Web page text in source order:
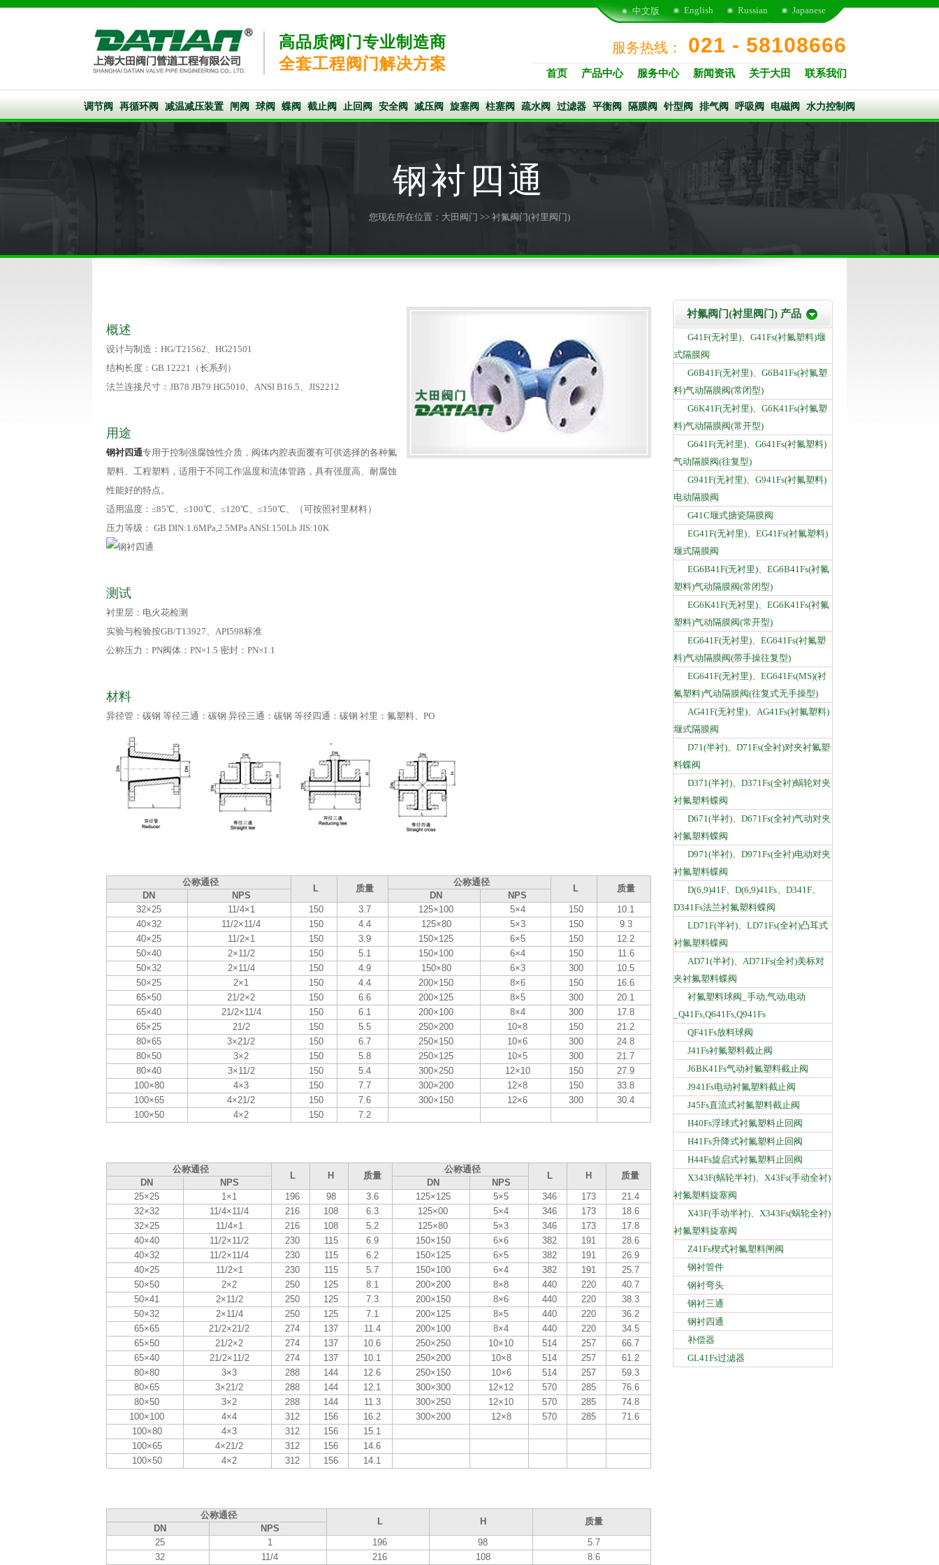
高品质阀门专业制造商
全套工程阀门解决方案
Japanese
Russian
English
中文版
服务热线： 021 - 58108666
首页 产品中心 服务中心 新闻资讯 关于大田 联系我们
调节阀 再循环阀 减温减压装置 闸阀 球阀 蝶阀 截止阀 止回阀 安全阀 减压阀 旋塞阀 柱塞阀 疏水阀 过滤器 平衡阀 隔膜阀 针型阀 排气阀 呼吸阀 电磁阀 水力控制阀
钢衬四通
您现在所在位置： 大田阀门 >> 衬氟阀门(衬里阀门)
概述
设计与制造：HG/T21562、HG21501
结构长度：GB 12221（长系列）
法兰连接尺寸：JB78 JB79 HG5010、ANSI B16.5、JIS2212
用途
钢衬四通专用于控制强腐蚀性介质，阀体内腔表面覆有可供选择的各种氟
塑料、工程塑料，适用于不同工作温度和流体管路，具有强度高、耐腐蚀
性能好的特点。
适用温度：≤85℃、≤100℃、≤120℃、≤150℃、（可按照衬里材料）
压力等级： GB DIN:1.6MPa,2.5MPa ANSI:150Lb JIS:10K
测试
衬里层：电火花检测
实验与检验按GB/T13927、API598标准
公称压力：PN阀体：PN×1.5 密封：PN×1.1
材料
异径管：碳钢 等径三通：碳钢 异径三通：碳钢 等径四通：碳钢 衬里：氟塑料、PO
公称通径
L 质量
公称通径
L 质量
DN NPS DN
NPS
32×25
11/4×1 150 3.7 125×100 5×4 150
10.1
40×32
11/2×11/4 150 4.4 125×80 5×3 150
9.3
40×25
11/2×1 150 3.9 150×125 6×5 150
12.2
50×40
2×11/2 150 5.1 150×100 6×4 150
11.6
50×32
2×11/4 150 4.9 150×80 6×3 300
10.5
50×25
2×1 150 4.4 200×150 8×6 150
16.6
65×50
21/2×2 150 6.6 200×125 8×5 300
20.1
65×40
21/2×11/4 150 6.1 200×100 8×4 300
17.8
65×25
21/2 150 5.5 250×200 10×8 150
21.2
80×65
3×21/2 150 6.7 250×150 10×6 300
24.8
80×50
3×2 150 5.8 250×125 10×5 300
21.7
80×40
3×11/2 150 5.4 300×250 12×10 150
27.9
100×80
4×3 150 7.7 300×200 12×8 150
33.8
100×65
4×21/2 150 7.6 300×150 12×6 300
30.4
100×50
4×2 150 7.2
公称通径
L H 质量
公称通径
L H 质量
DN NPS DN
NPS
25×25
1×1 196 98 3.6 125×125 5×5 346 173
21.4
32×32
11/4×11/4 216 108 6.3 125×00 5×4 346 173
18.6
32×25
11/4×1 216 108 5.2 125×80 5×3 346 173
17.8
40×40
11/2×11/2 230 115 6.9 150×150 6×6 382 191
28.6
40×32
11/2×11/4 230 115 6.2 150×125 6×5 382 191
26.9
40×25
11/2×1 230 115 5.7 150×100 6×4 382 191
25.7
50×50
2×2 250 125 8.1 200×200 8×8 440 220
40.7
50×41
2×11/2 250 125 7.3 200×150 8×6 440 220
38.3
50×32
2×11/4 250 125 7.1 200×125 8×5 440 220
36.2
65×65
21/2×21/2 274 137 11.4 200×100 8×4 440 220
34.5
65×50
21/2×2 274 137 10.6 250×250 10×10 514 257
66.7
65×40
21/2×11/2 274 137 10.1 250×200 10×8 514 257
61.2
80×80
3×3 288 144 12.6 250×150 10×6 514 257
59.3
80×65
3×21/2 288 144 12.1 300×300 12×12 570 285
76.6
80×50
3×2 288 144 11.3 300×250 12×10 570 285
74.8
100×100
4×4 312 156 16.2 300×200 12×8 570 285
71.6
100×80
4×3 312 156
15.1
100×65
4×21/2 312 156
14.6
100×50
4×2 312 156 14.1
公称通径
L H 质量
DN
NPS
25
1 196 98
5.7
32
11/4 216 108 8.6
衬氟阀门(衬里阀门) 产品
G41F(无衬里)、G41Fs(衬氟塑料)堰
式隔膜阀
G6B41F(无衬里)、G6B41Fs(衬氟塑
料)气动隔膜阀(常闭型)
G6K41F(无衬里)、G6K41Fs(衬氟塑
料)气动隔膜阀(常开型)
G641F(无衬里)、G641Fs(衬氟塑料)
气动隔膜阀(往复型)
G941F(无衬里)、G941Fs(衬氟塑料)
电动隔膜阀
G41C堰式搪瓷隔膜阀
EG41F(无衬里)、EG41Fs(衬氟塑料)
堰式隔膜阀
EG6B41F(无衬里)、EG6B41Fs(衬氟
塑料)气动隔膜阀(常闭型)
EG6K41F(无衬里)、EG6K41Fs(衬氟
塑料)气动隔膜阀(常开型)
EG641F(无衬里)、EG641Fs(衬氟塑
料)气动隔膜阀(带手操往复型)
EG641F(无衬里)、EG641Fs(MS)(衬
氟塑料)气动隔膜阀(往复式无手操型)
AG41F(无衬里)、AG41Fs(衬氟塑料)
堰式隔膜阀
D71(半衬)、D71Fs(全衬)对夹衬氟塑
料蝶阀
D371(半衬)、D371Fs(全衬)蜗轮对夹
衬氟塑料蝶阀
D671(半衬)、D671Fs(全衬)气动对夹
衬氟塑料蝶阀
D971(半衬)、D971Fs(全衬)电动对夹
衬氟塑料蝶阀
D(6,9)41F、D(6,9)41Fs、D341F、
D341Fs法兰衬氟塑料蝶阀
LD71F(半衬)、LD71Fs(全衬)凸耳式
衬氟塑料蝶阀
AD71(半衬)、AD71Fs(全衬)美标对
夹衬氟塑料蝶阀
衬氟塑料球阀_手动,气动,电动
_Q41Fs,Q641Fs,Q941Fs
QF41Fs放料球阀
J41Fs衬氟塑料截止阀
J6BK41Fs气动衬氟塑料截止阀
J941Fs电动衬氟塑料截止阀
J45Fs直流式衬氟塑料截止阀
H40Fs浮球式衬氟塑料止回阀
H41Fs升降式衬氟塑料止回阀
H44Fs旋启式衬氟塑料止回阀
X343F(蜗轮半衬)、X43Fs(手动全衬)
衬氟塑料旋塞阀
X43F(手动半衬)、X343Fs(蜗轮全衬)
衬氟塑料旋塞阀
Z41Fs楔式衬氟塑料闸阀
钢衬管件
钢衬弯头
钢衬三通
钢衬四通
补偿器
GL41Fs过滤器